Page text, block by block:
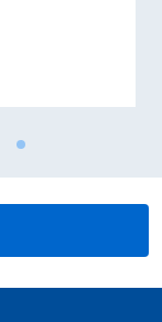
DEL CONSIGLIO DEI